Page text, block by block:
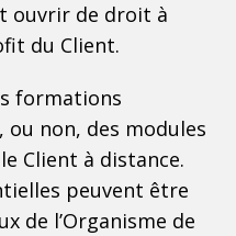
ouvrir de droit à
du Client.
formations
non, des modules
Client à distance.
peuvent être
de l’Organisme de